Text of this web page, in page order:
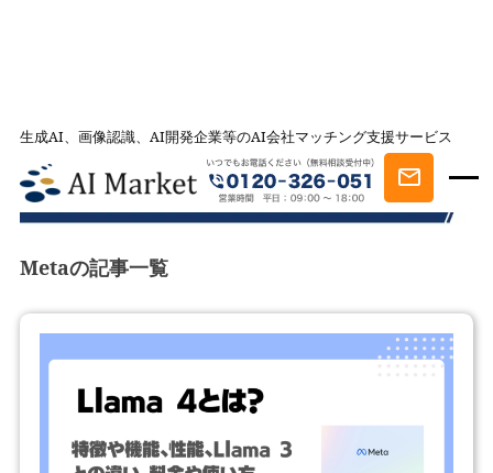
生成AI、画像認識、AI開発企業等のAI会社マッチング支援サービス
AI会社とのマッチングは AI Market 記事一覧 Meta
記事一覧
Metaの記事一覧